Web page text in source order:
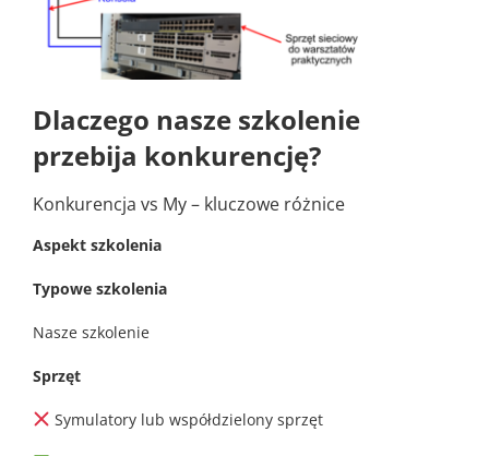
Dlaczego nasze szkolenie
przebija konkurencję?
Konkurencja vs My – kluczowe różnice
Aspekt szkolenia
Typowe szkolenia
Nasze szkolenie
Sprzęt
Symulatory lub współdzielony sprzęt